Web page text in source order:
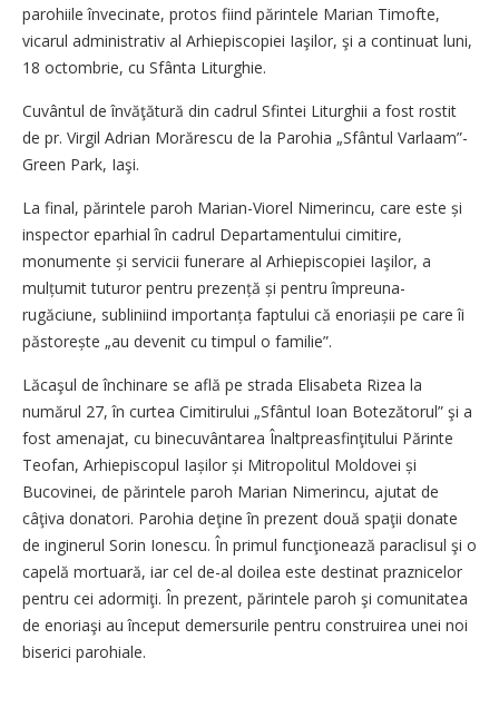
parohiile învecinate, protos fiind părintele Marian Timofte,
vicarul administrativ al Arhiepiscopiei Iaşilor, şi a continuat luni,
18 octombrie, cu Sfânta Liturghie.
Cuvântul de învăţătură din cadrul Sfintei Liturghii a fost rostit
de pr. Virgil Adrian Morărescu de la Parohia „Sfântul Varlaam”-
Green Park, Iaşi.
La final, părintele paroh Marian-Viorel Nimerincu, care este și
inspector eparhial în cadrul Departamentului cimitire,
monumente și servicii funerare al Arhiepiscopiei Iaşilor, a
mulțumit tuturor pentru prezență și pentru împreuna-
rugăciune, subliniind impor­tanța faptului că enoriașii pe care îi
păs­torește „au devenit cu timpul o familie”.
Lăcaşul de închinare se află pe strada Elisabeta Rizea la
numărul 27, în curtea Cimitirului „Sfântul Ioan Botezătorul” şi a
fost amenajat, cu binecuvântarea Înaltpreasfinţitului Părinte
Teofan, Arhiepiscopul Iașilor și Mitropolitul Moldovei și
Bucovinei, de părintele paroh Marian Nimerincu, ajutat de
câţiva donatori. Parohia deţine în prezent două spaţii donate
de inginerul Sorin Ionescu. În primul funcţionează paraclisul şi o
capelă mortuară, iar cel de-al doilea este destinat praznicelor
pentru cei adormiţi. În prezent, părintele paroh şi comunitatea
de enoriaşi au început demersurile pentru construirea unei noi
biserici parohiale.